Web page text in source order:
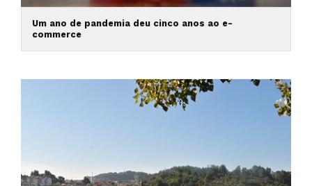
Um ano de pandemia deu cinco anos ao e-
commerce